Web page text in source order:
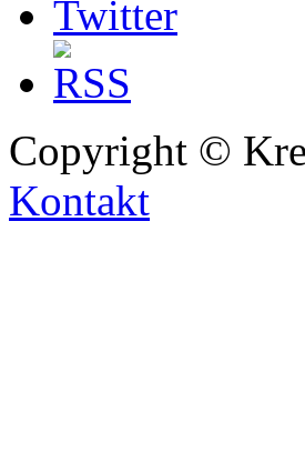
Copyright ©
Kontakt